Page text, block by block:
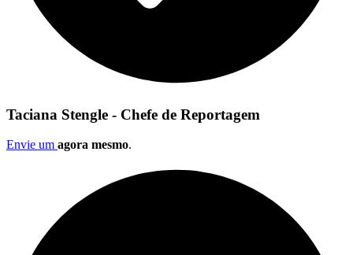
Taciana Stengle - Chefe de Reportagem
Envie um agora mesmo.